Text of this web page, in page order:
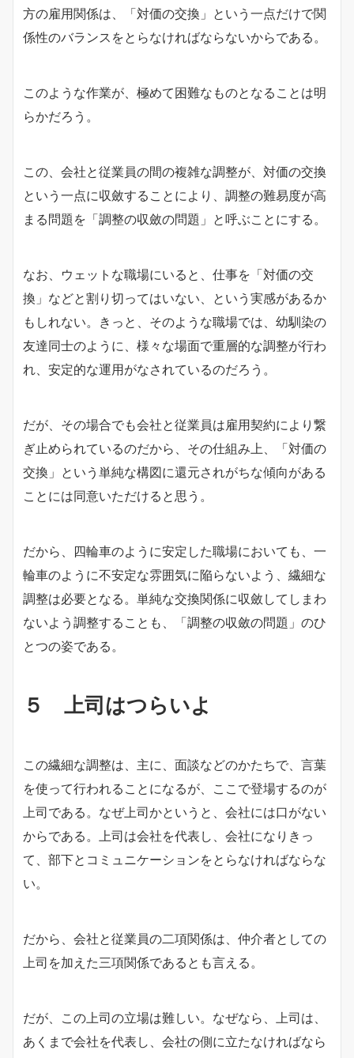
方の雇用関係は、「対価の交換」という一点だけで関
係性のバランスをとらなければならないからである。
このような作業が、極めて困難なものとなることは明
らかだろう。
この、会社と従業員の間の複雑な調整が、対価の交換
という一点に収斂することにより、調整の難易度が高
まる問題を「調整の収斂の問題」と呼ぶことにする。
なお、ウェットな職場にいると、仕事を「対価の交
換」などと割り切ってはいない、という実感があるか
もしれない。きっと、そのような職場では、幼馴染の
友達同士のように、様々な場面で重層的な調整が行わ
れ、安定的な運用がなされているのだろう。
だが、その場合でも会社と従業員は雇用契約により繋
ぎ止められているのだから、その仕組み上、「対価の
交換」という単純な構図に還元されがちな傾向がある
ことには同意いただけると思う。
だから、四輪車のように安定した職場においても、一
輪車のように不安定な雰囲気に陥らないよう、繊細な
調整は必要となる。単純な交換関係に収斂してしまわ
ないよう調整することも、「調整の収斂の問題」のひ
とつの姿である。
５ 上司はつらいよ
この繊細な調整は、主に、面談などのかたちで、言葉
を使って行われることになるが、ここで登場するのが
上司である。なぜ上司かというと、会社には口がない
からである。上司は会社を代表し、会社になりきっ
て、部下とコミュニケーションをとらなければならな
い。
だから、会社と従業員の二項関係は、仲介者としての
上司を加えた三項関係であるとも言える。
だが、この上司の立場は難しい。なぜなら、上司は、
あくまで会社を代表し、会社の側に立たなければなら